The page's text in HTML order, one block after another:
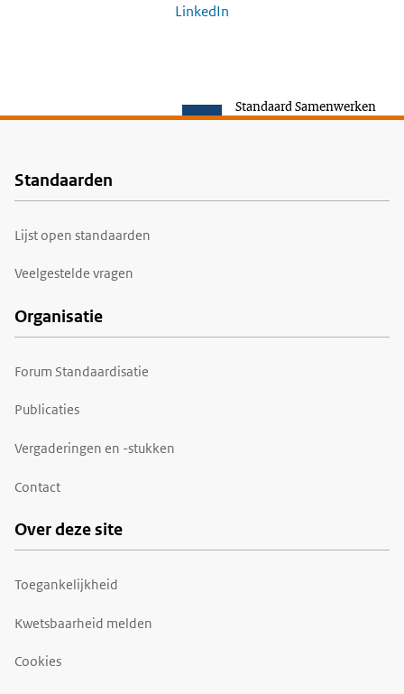
LinkedIn
Standaard Samenwerken
Voet
Standaarden
Lijst open standaarden
Veelgestelde vragen
Organisatie
Forum Standaardisatie
Publicaties
Vergaderingen en -stukken
Contact
Over deze site
Toegankelijkheid
Kwetsbaarheid melden
Cookies